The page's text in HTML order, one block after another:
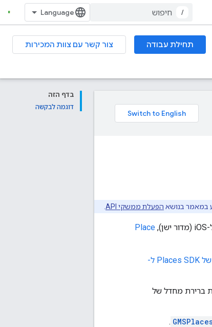
/
תחילת עבודה
צור קשר עם צוות המכירות
בדף הזה
דוגמה לבקשה
הפעלת ממשקי API
Place
תמחור של Places SDK ל-
ברירת מחדל של
.